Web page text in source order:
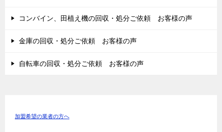
コンバイン、田植え機の回収・処分ご依頼 お客様の声
金庫の回収・処分ご依頼 お客様の声
自転車の回収・処分ご依頼 お客様の声
加盟希望の業者の方へ